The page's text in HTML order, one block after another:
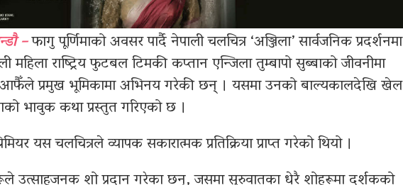
–फागु पूर्णिमाको अवसर पार्दै नेपाली चलचित्र ‘अञ्जिला’ सार्वजनिक प्रदर्शनमा
राष्ट्रिय फुटबल टिमकी कप्तान एन्जिला तुम्बापो सुब्बाको जीवनीमा
प्रमुख भूमिकामा अभिनय गरेकी छन् । यसमा उनको बाल्यकालदेखि खेल
भावुक कथा प्रस्तुत गरिएको छ ।
यस चलचित्रले व्यापक सकारात्मक प्रतिक्रिया प्राप्त गरेको थियो ।